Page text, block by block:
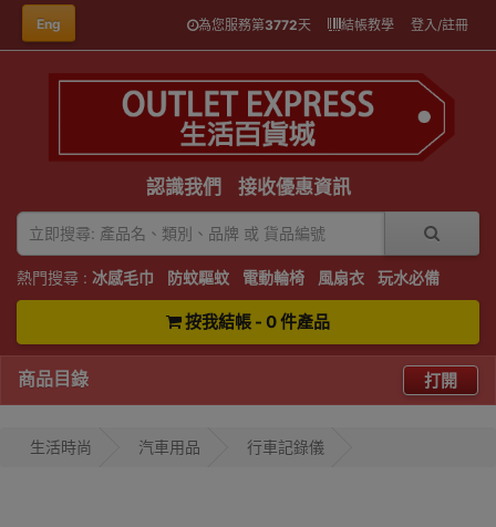
Eng 為您服務第3772天 結帳教學 登入/註冊
認識我們 接收優惠資訊
熱門搜尋 : 冰感毛巾 防蚊驅蚊 電動輪椅 風扇衣 玩水必備
按我結帳 - 0 件產品
商品目錄 打開
生活時尚 汽車用品 行車記錄儀